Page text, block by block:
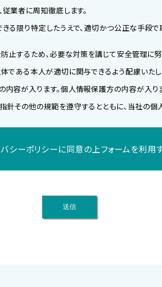
業者に周知徹底します。
限り特定したうえで、適切かつ公正な手段で
止するため、必要な対策を講じて安全管理に努
ある本人が適切に関与できるよう配慮いたし
容が入ります。個人情報保護方の内容が入りま
その他の規範を遵守するとともに、当社の個
シーポリシーに同意の上フォームを利用